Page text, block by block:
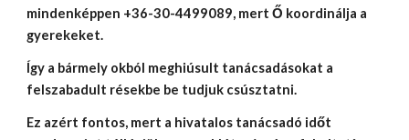
mindenképpen +36-30-4499089, mert Ő koordinálja a
gyerekeket.
Így a bármely okból meghiúsult tanácsadásokat a
felszabadult résekbe be tudjuk csúsztatni.
Ez azért fontos, mert a hivatalos tanácsadó időt